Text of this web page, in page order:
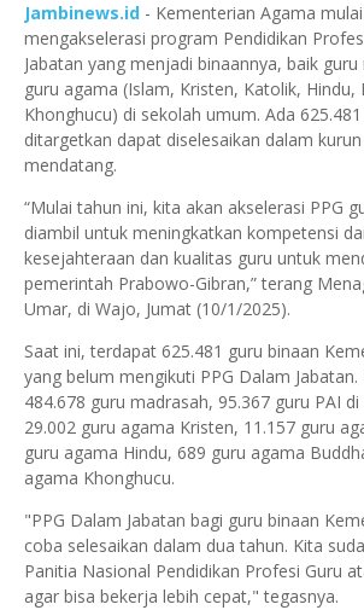
Jambinews.id - Kementerian Agama
mengakselerasi program Pendidikan
Jabatan yang menjadi binaannya, baik
guru agama (Islam, Kristen, Katolik, Hindu,
Khonghucu) di sekolah umum. Ada
ditargetkan dapat diselesaikan dalam
mendatang.
“Mulai tahun ini, kita akan akselerasi PPG
diambil untuk meningkatkan kompetensi
kesejahteraan dan kualitas guru untuk
pemerintah Prabowo-Gibran,” terang
Umar, di Wajo, Jumat (10/1/2025).
Saat ini, terdapat 625.481 guru binaan
yang belum mengikuti PPG Dalam Jabatan.
484.678 guru madrasah, 95.367 guru PAI
29.002 guru agama Kristen, 11.157 guru
guru agama Hindu, 689 guru agama
agama Khonghucu.
"PPG Dalam Jabatan bagi guru binaan
coba selesaikan dalam dua tahun. Kita
Panitia Nasional Pendidikan Profesi Guru
agar bisa bekerja lebih cepat," tegasnya.